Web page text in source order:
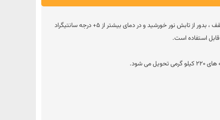
چنانچه در بشکه های اصلی در جای مسقف ، بدور از تابش نور خورشید و در دمای بیشتر از 5+ درجه سانتیگراد